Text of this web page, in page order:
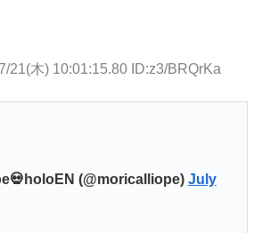
21(木) 10:01:15.80 ID:z3/BRQrKa
(@moricalliope) July